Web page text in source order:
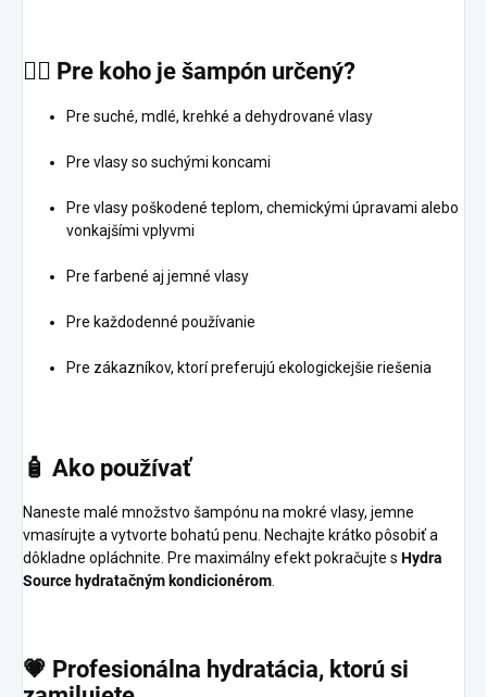
💁‍♀️ Pre koho je šampón určený?
Pre suché, mdlé, krehké a dehydrované vlasy
Pre vlasy so suchými koncami
Pre vlasy poškodené teplom, chemickými úpravami alebo
vonkajšími vplyvmi
Pre farbené aj jemné vlasy
Pre každodenné používanie
Pre zákazníkov, ktorí preferujú ekologickejšie riešenia
🧴 Ako používať
Naneste malé množstvo šampónu na mokré vlasy, jemne
vmasírujte a vytvorte bohatú penu. Nechajte krátko pôsobiť a
dôkladne opláchnite. Pre maximálny efekt pokračujte s Hydra
Source hydratačným kondicionérom
💗 Profesionálna hydratácia, ktorú si